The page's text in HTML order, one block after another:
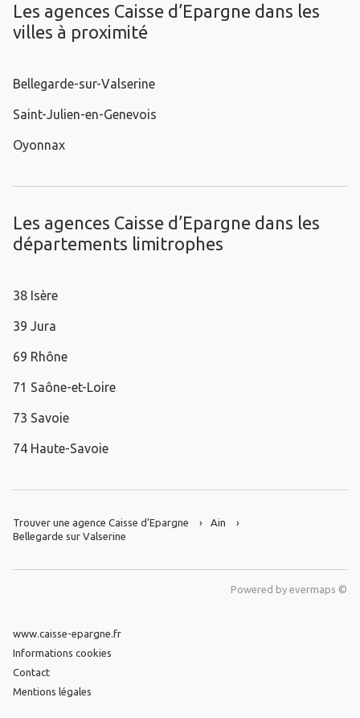
Les agences Caisse d’Epargne dans les
villes à proximité
Bellegarde-sur-Valserine
Saint-Julien-en-Genevois
Oyonnax
Les agences Caisse d’Epargne dans les
départements limitrophes
38 Isère
39 Jura
69 Rhône
71 Saône-et-Loire
73 Savoie
74 Haute-Savoie
Trouver une agence Caisse d’Epargne
Ain
Bellegarde sur Valserine
Powered by evermaps ©
www.caisse-epargne.fr
Informations cookies
Contact
Mentions légales